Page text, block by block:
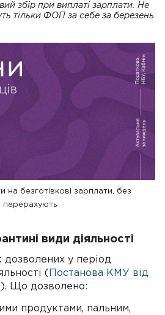
збір при виплаті зарплати. Не
тільки ФОП за себе за березень
на безготівкові зарплати, без
перерахують
види діяльності
дозволених у період
(
Постанова КМУ від
). Що дозволено:
продуктами, пальним,